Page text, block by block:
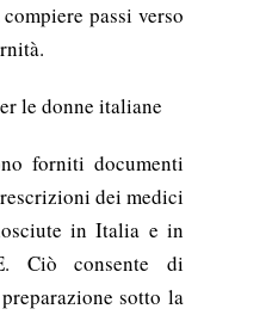
passi verso
le donne italiane
forniti documenti
dei medici
in Italia e in
Ciò consente di
sotto la